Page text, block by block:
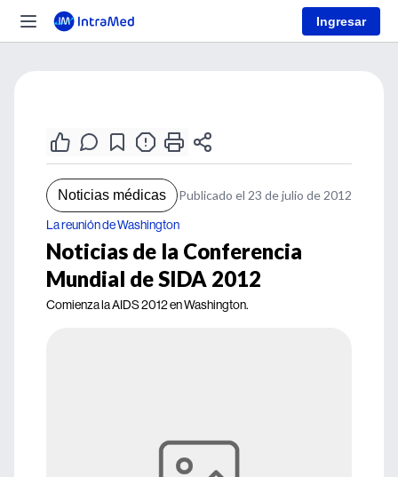
Ingresar
Noticias médicas Publicado el 23 de julio de 2012
La reunión de Washington
Noticias de la Conferencia
Mundial de SIDA 2012
Comienza la AIDS 2012 en Washington.